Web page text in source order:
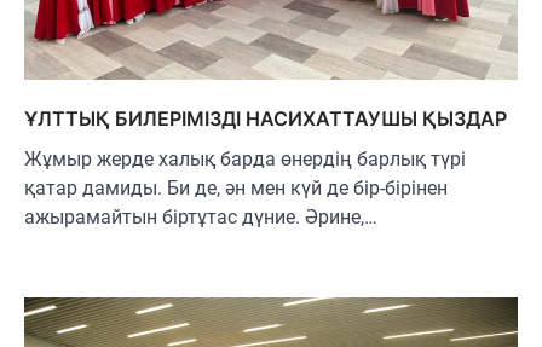
ҰЛТТЫҚ БИЛЕРІМІЗДІ НАСИХАТТАУШЫ ҚЫЗДАР
Жұмыр жерде халық барда өнердің барлық түрі
қатар дамиды. Би де, ән мен күй де бір-бірінен
ажырамайтын біртұтас дүние. Әрине,…